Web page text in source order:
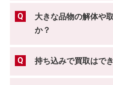
大きな品物の解体や
か？
持ち込みで買取はで